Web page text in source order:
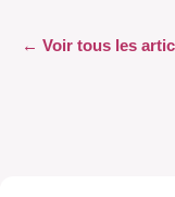
← Voir tous les